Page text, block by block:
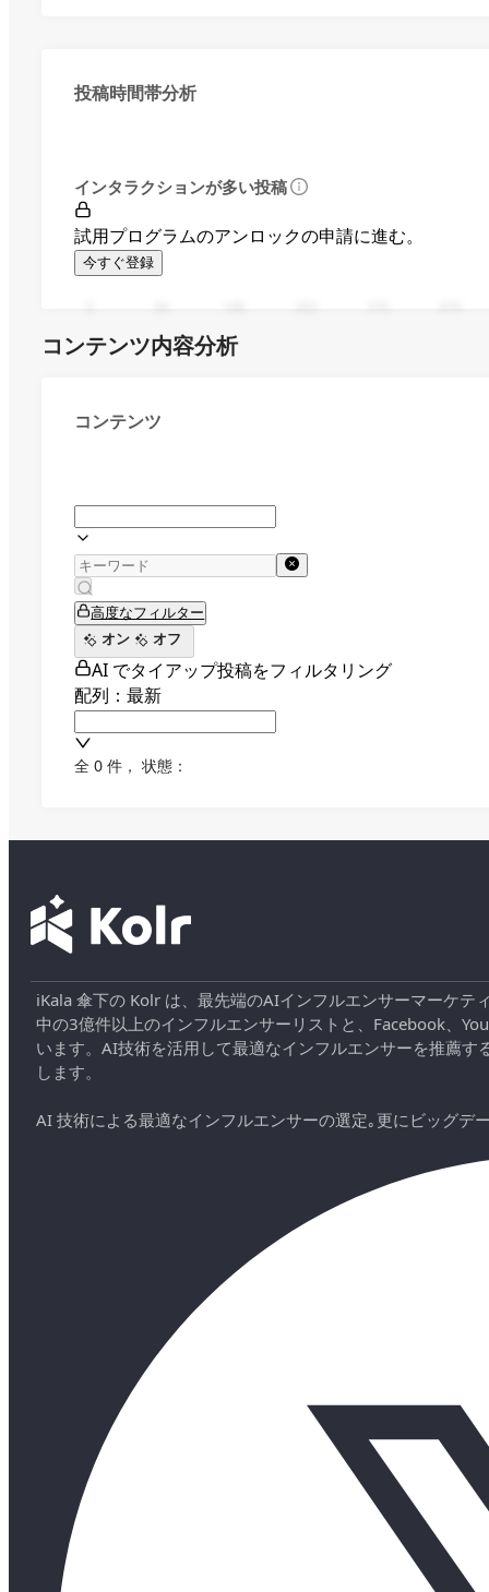
投稿時間帯分析
インタラクションが多い投稿
試用プログラムのアンロックの申請に進む。
今すぐ登録
コンテンツ内容分析
コンテンツ
高度なフィルター
オン
オフ
AI でタイアップ投稿をフィルタリング
配列：最新
全 0 件 ， 状態：
iKala 傘下の Kolr は、最先端のAIインフルエンサーマーケ
中の3億件以上のインフルエンサーリストと、Facebook、
います。AI技術を活用して最適なインフルエンサーを推薦
します。
AI 技術による最適なインフルエンサーの選定｡更にビッグデ